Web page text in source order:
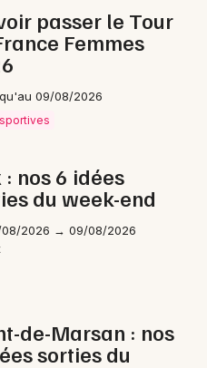
les Landes
Aquitaine
passer le Tour
Femmes
09/08/2026
: nos 6 idées
du week-end
2026 → 09/08/2026
de-Marsan : nos
sorties du